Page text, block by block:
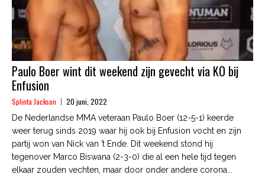
Paulo Boer wint dit weekend zijn gevecht via KO bij
Enfusion
Splinta Jackson 20 juni, 2022
De Nederlandse MMA veteraan Paulo Boer (12-5-1) keerde
weer terug sinds 2019 waar hij ook bij Enfusion vocht en zijn
partij won van Nick van ’t Ende. Dit weekend stond hij
tegenover Marco Biswana (2-3-0) die al een hele tijd tegen
elkaar zouden vechten, maar door onder andere corona...